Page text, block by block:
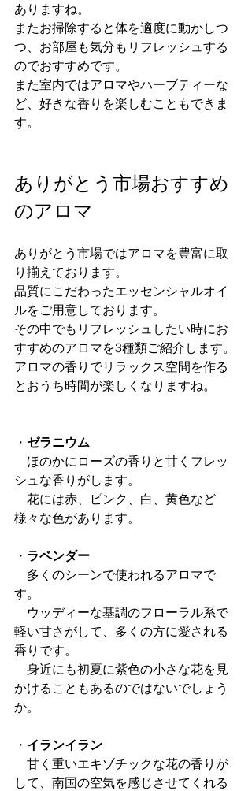
ありますね。
またお掃除すると体を適度に動かしつ
つ、お部屋も気分もリフレッシュする
のでおすすめです。
また室内ではアロマやハーブティーな
ど、好きな香りを楽しむこともできま
す。
ありがとう市場おすすめ
のアロマ
ありがとう市場ではアロマを豊富に取
り揃えております。
品質にこだわったエッセンシャルオイ
ルをご用意しております。
その中でもリフレッシュしたい時にお
すすめのアロマを3種類ご紹介します。
アロマの香りでリラックス空間を作る
とおうち時間が楽しくなりますね。
・ ゼラニウム
ほのかにローズの香りと甘くフレッ
シュな香りがします。
花には赤、ピンク、白、黄色など
様々な色があります。
・ ラベンダー
多くのシーンで使われるアロマで
す。
ウッディーな基調のフローラル系で
軽い甘さがして、多くの方に愛される
香りです。
身近にも初夏に紫色の小さな花を見
かけることもあるのではないでしょう
か。
・ イランイラン
甘く重いエキゾチックな花の香りが
して、南国の空気を感じさせてくれる